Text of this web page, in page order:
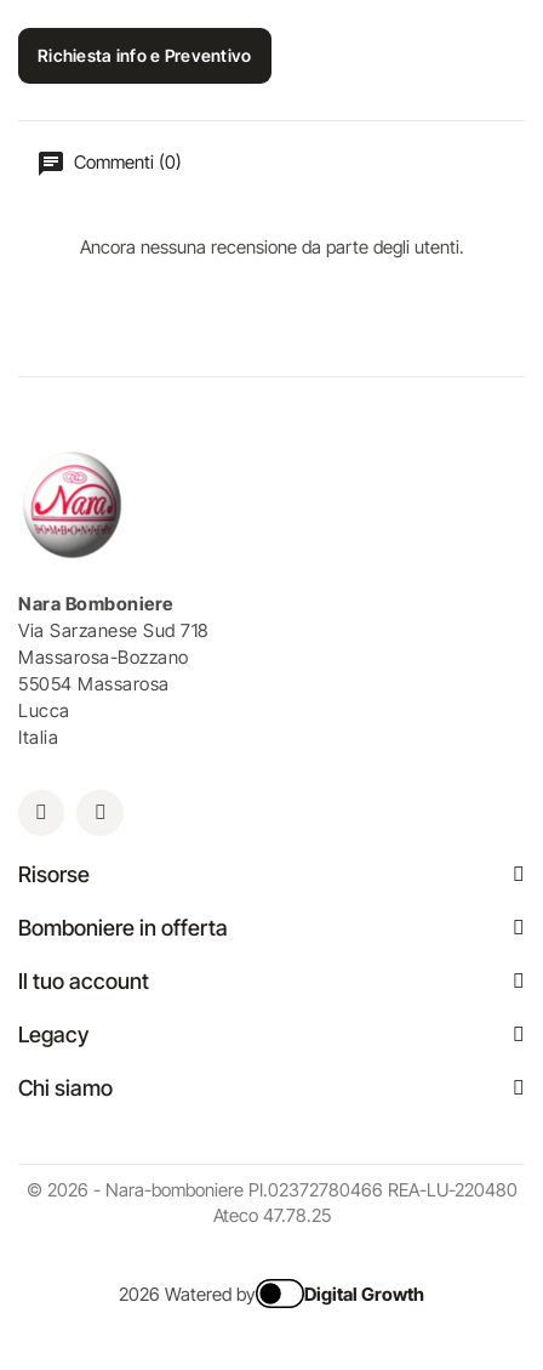
Richiesta info e Preventivo
Commenti (0)
Ancora nessuna recensione da parte degli utenti.
Nara Bomboniere
Via Sarzanese Sud 718
Massarosa-Bozzano
55054 Massarosa
Lucca
Italia
Risorse
Bomboniere in offerta
Il tuo account
Legacy
Chi siamo
© 2026 - Nara-bomboniere PI.02372780466 REA-LU-220480
Ateco 47.78.25
2026 Watered by Digital Growth